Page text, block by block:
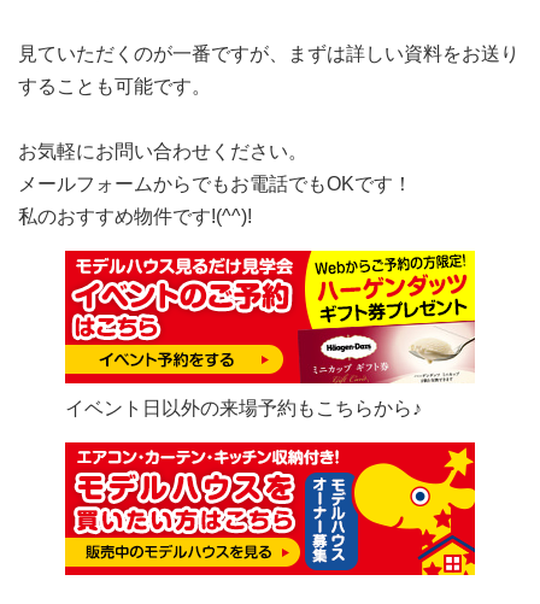
見ていただくのが一番ですが、まずは詳しい資料をお送り
することも可能です。
お気軽にお問い合わせください。
メールフォームからでもお電話でもOKです！
私のおすすめ物件です!(^^)!
イベント日以外の来場予約もこちらから♪